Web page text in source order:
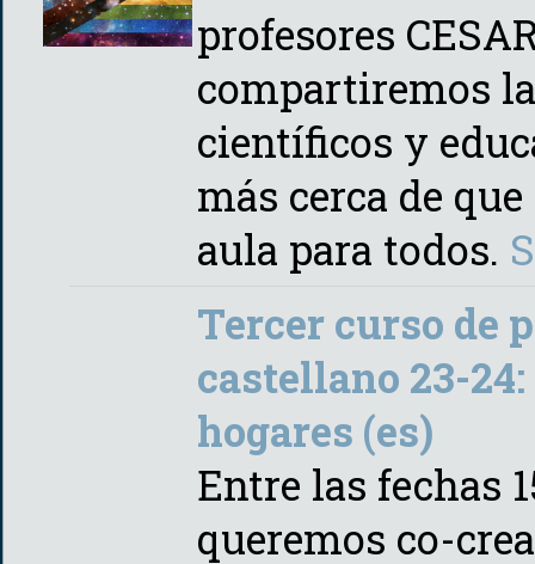
profesores
compartiremos
científicos y
más cerca de
aula para todos.
Tercer curso de
castellano 23-
hogares (es)
Entre las fechas
queremos co-